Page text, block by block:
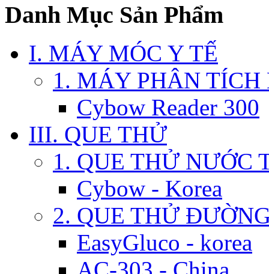
Danh Mục Sản Phẩm
I. MÁY MÓC Y TẾ
1. MÁY PHÂN TÍCH
Cybow Reader 300
III. QUE THỬ
1. QUE THỬ NƯỚC
Cybow - Korea
2. QUE THỬ
EasyGluco - korea